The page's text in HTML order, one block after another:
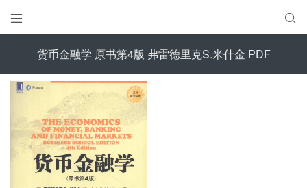
 
货币金融学 原书第4版 弗雷德里克S.米什金 PDF